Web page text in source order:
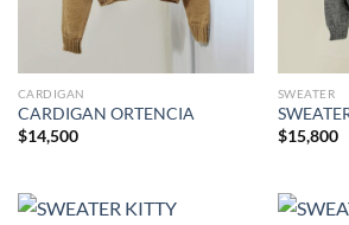
CARDIGAN
CARDIGAN ORTENCIA
$14,500
SWEATER
$15,800